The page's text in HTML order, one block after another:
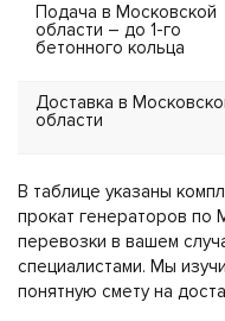
Подача в Московской
области – до 1-го
бетонного кольца
Доставка в
области
В таблице указаны
прокат генераторов по
перевозки в вашем
специалистами. Мы
понятную смету на